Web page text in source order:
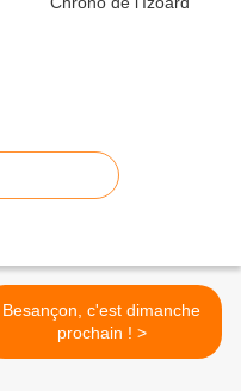
Besançon, c'est dimanche
prochain ! >